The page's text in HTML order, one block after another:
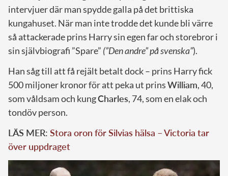
intervjuer där man spydde galla på det brittiska
kungahuset. När man inte trodde det kunde bli värre
så attackerade prins Harry sin egen far och storebror i
sin självbiografi ”Spare” (”Den andre” på svenska”).
Han såg till att få rejält betalt dock – prins Harry fick
500 miljoner kronor för att peka ut prinsWilliam, 40,
som våldsam och kungCharles, 74, som en elak och
tondöv person.
LÄS MER: Stora oron för Silvias hälsa – Victoria tar
över uppdraget